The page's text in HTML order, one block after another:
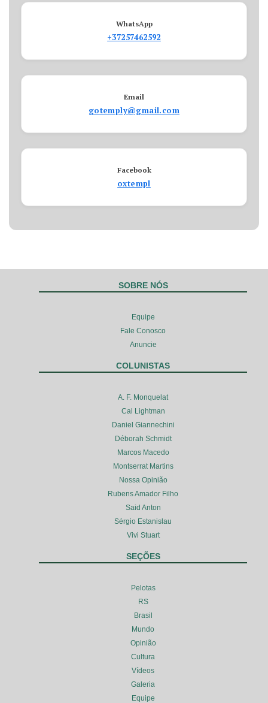
WhatsApp
+37257462592
Email
gotemply@gmail.com
Facebook
oxtempl
SOBRE NÓS
Equipe
Fale Conosco
Anuncie
COLUNISTAS
A. F. Monquelat
Cal Lightman
Daniel Giannechini
Déborah Schmidt
Marcos Macedo
Montserrat Martins
Nossa Opinião
Rubens Amador Filho
Said Anton
Sérgio Estanislau
Vivi Stuart
SEÇÕES
Pelotas
RS
Brasil
Mundo
Opinião
Cultura
Vídeos
Galeria
Equipe